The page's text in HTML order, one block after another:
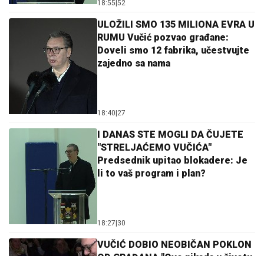
18:55 52
ULOŽILI SMO 135 MILIONA EVRA U
RUMU Vučić pozvao građane:
Doveli smo 12 fabrika, učestvujte
zajedno sa nama
18:40 27
I DANAS STE MOGLI DA ČUJETE
"STRELJAĆEMO VUČIĆA"
Predsednik upitao blokadere: Je
li to vaš program i plan?
18:27 30
VUČIĆ DOBIO NEOBIČAN POKLON